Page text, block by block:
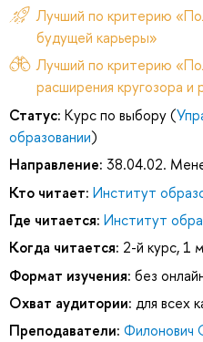
Лучший по критерию
будущей карьеры»
Лучший по критерию
расширения кругозора и
Статус: Курс по выбору (
образовании)
Направление: 38.04.02.
Кто читает: Институт
Где читается: Институт
Когда читается: 2-й курс, 1
Формат изучения: без
Охват аудитории: для всех
Преподаватели: Филонович